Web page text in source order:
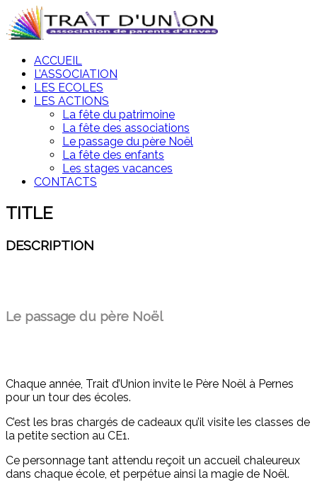
ACCUEIL
L’ASSOCIATION
LES ECOLES
LES ACTIONS
La fête du patrimoine
La fête des associations
Le passage du père Noël
La fête des enfants
Les stages vacances
CONTACTS
TITLE
DESCRIPTION
Le passage du père Noël
Chaque année, Trait d’Union invite le Père Noël à Pernes
pour un tour des écoles.
C’est les bras chargés de cadeaux qu’il visite les classes de
la petite section au CE1.
Ce personnage tant attendu reçoit un accueil chaleureux
dans chaque école, et perpétue ainsi la magie de Noël.